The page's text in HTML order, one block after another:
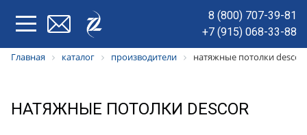
8 (800) 707-39-81
+7 (915) 068-33-88
Главная каталог производители натяжные потолки descor
НАТЯЖНЫЕ ПОТОЛКИ DESCOR